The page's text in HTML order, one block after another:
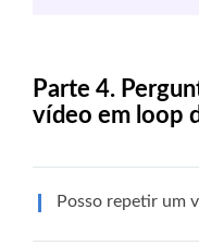
Parte 4.
vídeo em loop
Posso repetir um